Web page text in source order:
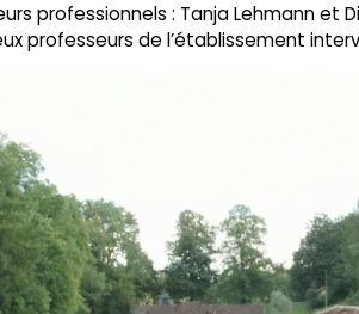
professionnels : Tanja Lehmann et
professeurs de l’établissement